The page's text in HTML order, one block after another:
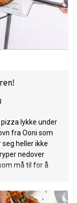
lykke under
fra Ooni som
heller ikke
nedover
må til for å